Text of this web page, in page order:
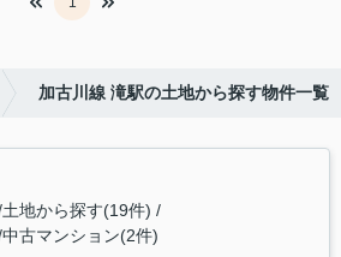
加古川線 滝駅の土地から探す物件一覧
土地から探す(19件)
中古マンション(2件)